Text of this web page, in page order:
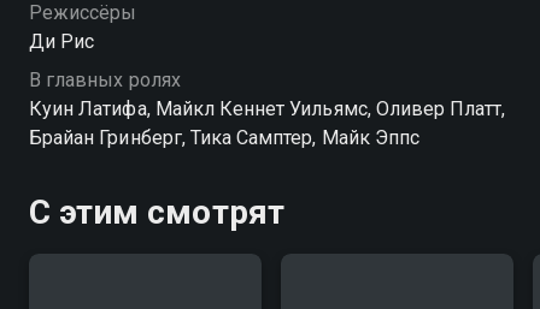
Режиссёры
Ди Рис
В главных ролях
Куин Латифа, Майкл Кеннет Уильямс, Оливер Платт,
Брайан Гринберг, Тика Самптер, Майк Эппс
С этим смотрят